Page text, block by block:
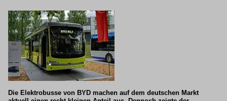
[Busbilder]
ARTHUR
ARTHUR H2 Bus 12
Die Elektrobusse von BYD machen auf dem deutschen Markt